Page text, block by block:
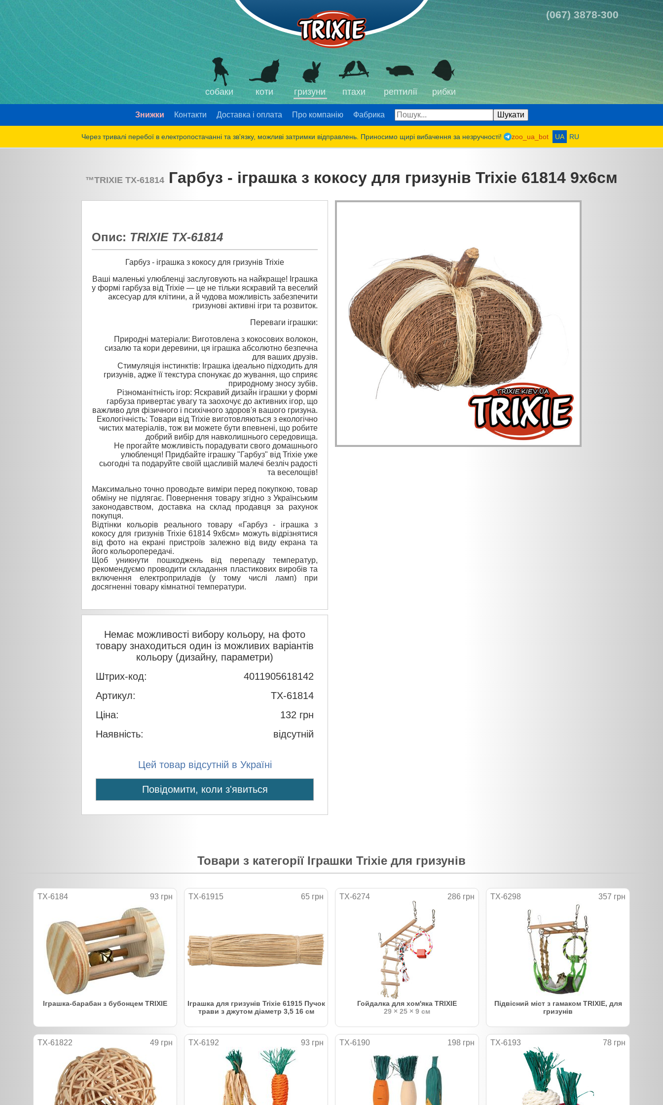
(067) 3878-300
собаки коти гризуни птахи рептилії рибки
Знижки Контакти Доставка і оплата Про компанію Фабрика
Через тривалі перебої в електропостачанні та зв'язку, можливі затримки відправлень. Приносимо щирі вибачення за незручності! zoo_ua_bot UA RU
™TRIXIETX-61814Гарбуз - іграшка з кокосу для гризунів Trixie 61814 9х6см
Опис: TRIXIE TX-61814
Гарбуз - іграшка з кокосу для гризунів Trixie
Ваші маленькі улюбленці заслуговують на найкраще! Іграшка
у формі гарбуза від Trixie — це не тільки яскравий та веселий
аксесуар для клітини, а й чудова можливість забезпечити
гризунові активні ігри та розвиток.
Переваги іграшки:
Природні матеріали: Виготовлена з кокосових волокон,
сизалю та кори деревини, ця іграшка абсолютно безпечна
для ваших друзів.
Стимуляція інстинктів: Іграшка ідеально підходить для
гризунів, адже її текстура спонукає до жування, що сприяє
природному зносу зубів.
Різноманітність ігор: Яскравий дизайн іграшки у формі
гарбуза привертає увагу та заохочує до активних ігор, що
важливо для фізичного і психічного здоров'я вашого гризуна.
Екологічність: Товари від Trixie виготовляються з екологічно
чистих матеріалів, тож ви можете бути впевнені, що робите
добрий вибір для навколишнього середовища.
Не прогайте можливість порадувати свого домашнього
улюбленця! Придбайте іграшку "Гарбуз" від Trixie уже
сьогодні та подаруйте своїй щасливій малечі безліч радості
та веселощів!
Максимально точно проводьте виміри перед покупкою, товар
обміну не підлягає. Повернення товару згідно з Українським
законодавством, доставка на склад продавця за рахунок
покупця.
Відтінки кольорів реального товару «Гарбуз - іграшка з
кокосу для гризунів Trixie 61814 9х6см» можуть відрізнятися
від фото на екрані пристроїв залежно від виду екрана та
його кольоропередачі.
Щоб уникнути пошкоджень від перепаду температур,
рекомендуємо проводити складання пластикових виробів та
включення електроприладів (у тому числі ламп) при
досягненні товару кімнатної температури.
Немає можливості вибору кольору, на фото
товару знаходиться один із можливих варіантів
кольору (дизайну, параметри)
Штрих-код:
4011905618142
Артикул:
TX-61814
Ціна:
132 грн
Наявність:
відсутній
Цей товар відсутній в Україні
Повідомити, коли з'явиться
Товари з категорії Іграшки Trixie для гризунів
TX-6184 93 грн
Іграшка-барабан з бубонцем TRIXIE
TX-61915 65 грн
Іграшка для гризунів Trixie 61915 Пучок
трави з джутом діаметр 3,5 16 см
TX-6274 286 грн
Гойдалка для хом'яка TRIXIE
29 × 25 × 9 см
TX-6298 357 грн
Підвісний міст з гамаком TRIXIE, для
гризунів
TX-61822 49 грн TX-6192 93 грн TX-6190 198 грн TX-6193 78 грн